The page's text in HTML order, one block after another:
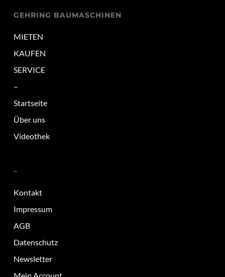
GEHRING BAUMASCHINEN
MIETEN
KAUFEN
SERVICE
–
Startseite
Über uns
Videothek
–
Kontakt
Impressum
AGB
Datenschutz
Newsletter